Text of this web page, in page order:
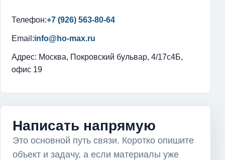
Телефон:+7 (926) 563-80-64
Email:info@ho-max.ru
Адрес: Москва, Покровский бульвар, 4/17с4Б,
офис 19
Написать напрямую
Это основной путь связи. Коротко опишите
объект и задачу, а если материалы уже